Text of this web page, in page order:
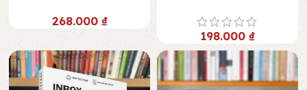
268.000 ₫
198.000 ₫